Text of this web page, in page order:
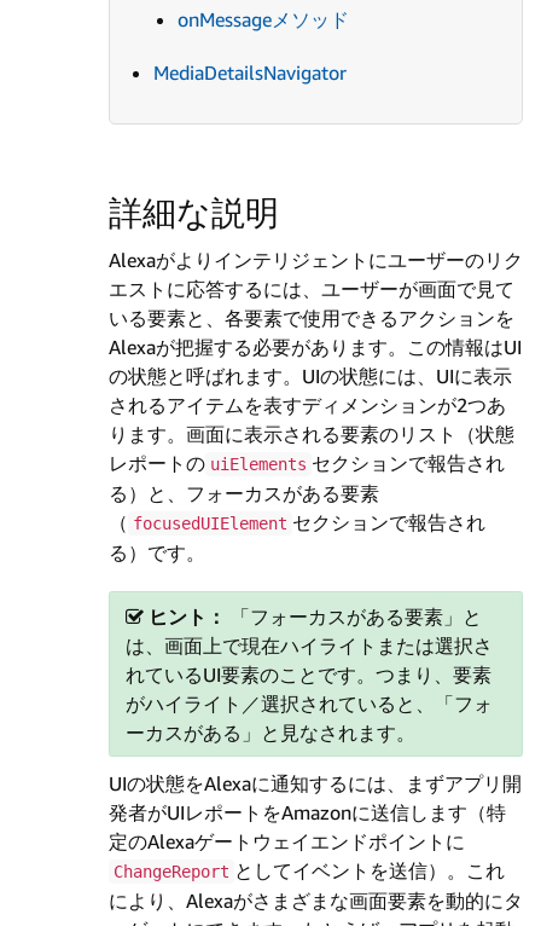
onMessageメソッド
MediaDetailsNavigator
詳細な説明
Alexaがよりインテリジェントにユーザーのリク
エストに応答するには、ユーザーが画面で見て
いる要素と、各要素で使用できるアクションを
Alexaが把握する必要があります。この情報はUI
の状態と呼ばれます。UIの状態には、UIに表示
されるアイテムを表すディメンションが2つあ
ります。画面に表示される要素のリスト（状態
レポートの uiElements セクションで報告され
る）と、フォーカスがある要素
（ focusedUIElement セクションで報告され
る）です。
ヒント：
「フォーカスがある要素」と
は、画面上で現在ハイライトまたは選択さ
れているUI要素のことです。つまり、要素
がハイライト／選択されていると、「フォ
ーカスがある」と見なされます。
UIの状態をAlexaに通知するには、まずアプリ開
発者がUIレポートをAmazonに送信します（特
定のAlexaゲートウェイエンドポイントに
ChangeReport としてイベントを送信）。これ
により、Alexaがさまざまな画面要素を動的にタ